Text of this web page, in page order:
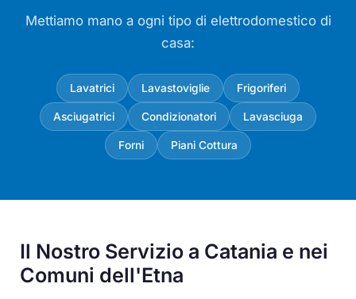
Mettiamo mano a ogni tipo di elettrodomestico di
casa:
Lavatrici Lavastoviglie Frigoriferi
Asciugatrici Condizionatori Lavasciuga
Forni Piani Cottura
Il Nostro Servizio a Catania e nei
Comuni dell'Etna